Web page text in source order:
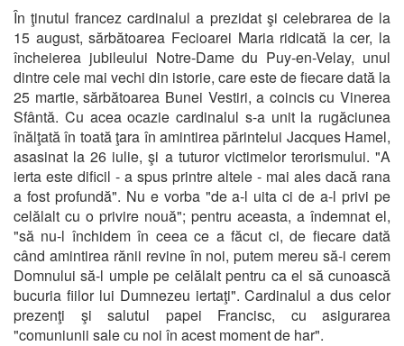
În ţinutul francez cardinalul a prezidat şi celebrarea de la
15 august, sărbătoarea Fecioarei Maria ridicată la cer, la
încheierea jubileului Notre-Dame du Puy-en-Velay, unul
dintre cele mai vechi din istorie, care este de fiecare dată la
25 martie, sărbătoarea Bunei Vestiri, a coincis cu Vinerea
Sfântă. Cu acea ocazie cardinalul s-a unit la rugăciunea
înălţată în toată ţara în amintirea părintelui Jacques Hamel,
asasinat la 26 iulie, şi a tuturor victimelor terorismului. "A
ierta este dificil - a spus printre altele - mai ales dacă rana
a fost profundă". Nu e vorba "de a-l uita ci de a-l privi pe
celălalt cu o privire nouă"; pentru aceasta, a îndemnat el,
"să nu-l închidem în ceea ce a făcut ci, de fiecare dată
când amintirea rănii revine în noi, putem mereu să-i cerem
Domnului să-l umple pe celălalt pentru ca el să cunoască
bucuria fiilor lui Dumnezeu iertaţi". Cardinalul a dus celor
prezenţi şi salutul papei Francisc, cu asigurarea
"comuniunii sale cu noi în acest moment de har".